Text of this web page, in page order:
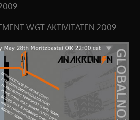
WGT AKTIVITÄTEN 2009